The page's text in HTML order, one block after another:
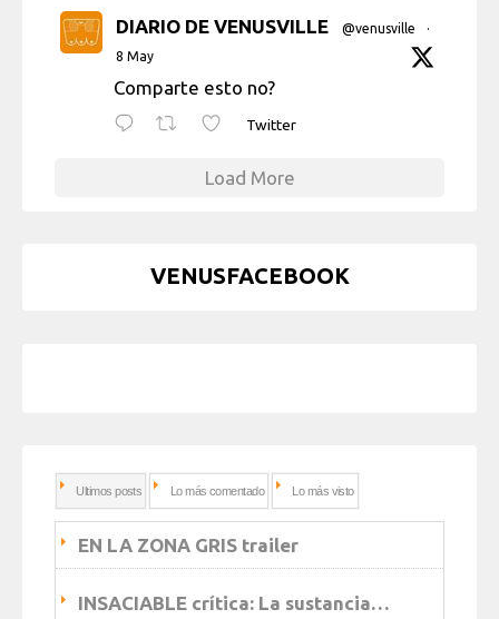
DIARIO DE VENUSVILLE @venusville
·
8 May
Comparte esto no?
Twitter
Load More
VENUSFACEBOOK
Ultimos posts Lo más comentado Lo más visto
EN LA ZONA GRIS trailer
INSACIABLE crítica: La sustancia…